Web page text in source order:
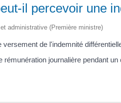
il percevoir une
administrative (Première ministre)
de l'indemnité
journalière pendant